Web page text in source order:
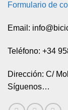
Formulario de
Email:
Teléfono: +34
Dirección: C/
Síguenos…